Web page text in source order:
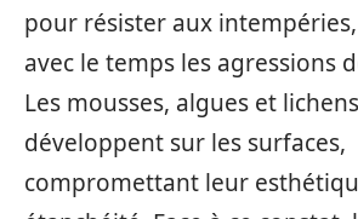
pour résister aux
avec le temps les agressions
Les mousses, algues et
développent sur les surfaces,
compromettant leur